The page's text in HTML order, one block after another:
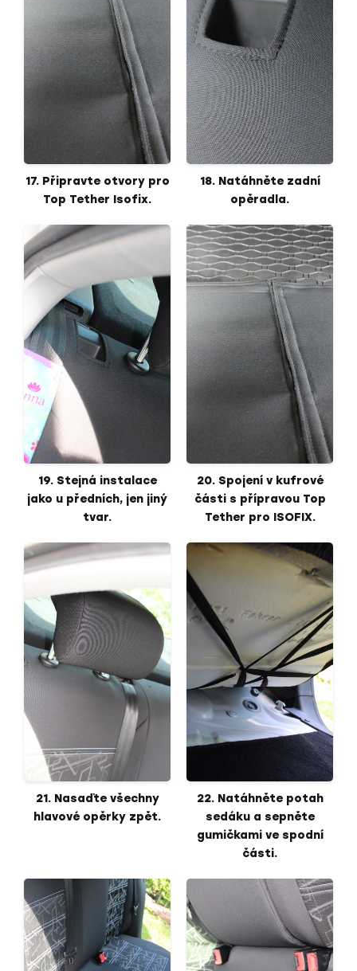
17. Připravte otvory pro
Top Tether Isofix.
18. Natáhněte zadní
opěradla.
19. Stejná instalace
jako u předních, jen jiný
tvar.
20. Spojení v kufrové
části s přípravou Top
Tether pro ISOFIX.
21. Nasaďte všechny
hlavové opěrky zpět.
22. Natáhněte potah
sedáku a sepněte
gumičkami ve spodní
části.